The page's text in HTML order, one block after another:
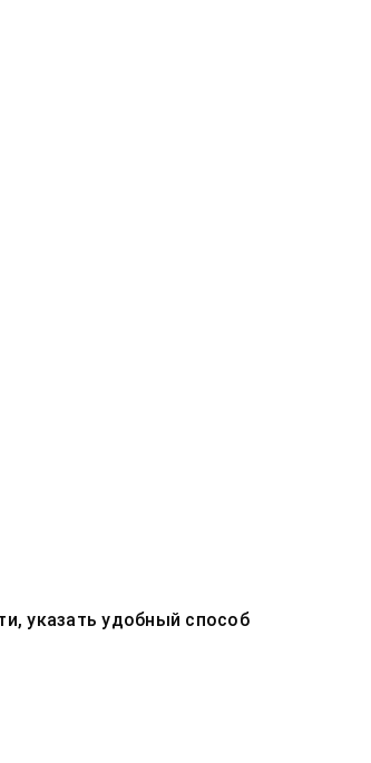
указать удобный способ